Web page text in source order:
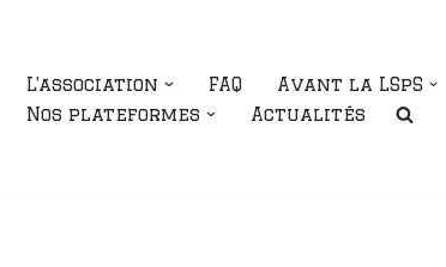
L’association FAQ Avant la LSpS
Nos plateformes
Actualités